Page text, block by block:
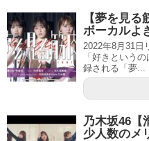
【夢を見
ボーカルよ
2022年8月31
「好きという
録される「夢...
乃木坂46【
少人数のメ